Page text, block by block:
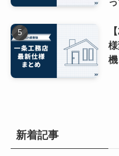
新着記事